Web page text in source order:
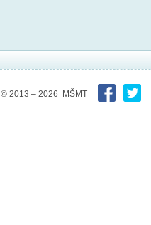
© 2013 – 2026 MŠMT